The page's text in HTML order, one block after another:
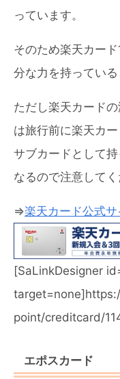
っています。
そのため楽天カー
分な力を持っている
ただし楽天カード
は旅行前に楽天カ
サブカードとして
なるので注意してく
⇒楽天カード公式
[SaLinkDesigner
point/creditcard/
エポスカード